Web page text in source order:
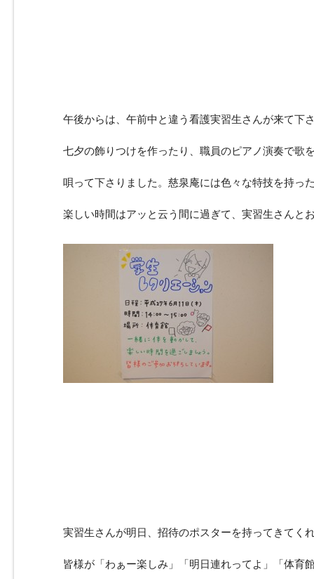
午後からは、午前中と違う看護実習生さんが来て下
七夕の飾りつけを作ったり、職員のピアノ演奏で歌
唄って下さりました。慈泉庵には色々な特技を持
楽しい時間はアッと云う間に過ぎて、実習生さんと
実習生さんが明日、招待のポスターを持ってきてく
皆様が「わぁー楽しみ」「明日連れってよ」「体育